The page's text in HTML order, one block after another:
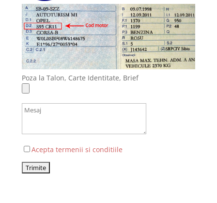
Poza la Talon, Carte Identitate, Brief
Acepta termenii si conditiile